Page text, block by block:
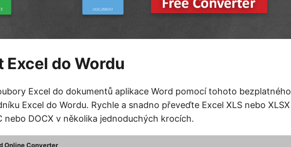
Excel do Wordu
Excel do dokumentů aplikace Word pomocí tohoto bezplatného
Excel do Wordu. Rychle a snadno převeďte Excel XLS nebo XLSX
nebo DOCX v několika jednoduchých krocích.
Online Converter